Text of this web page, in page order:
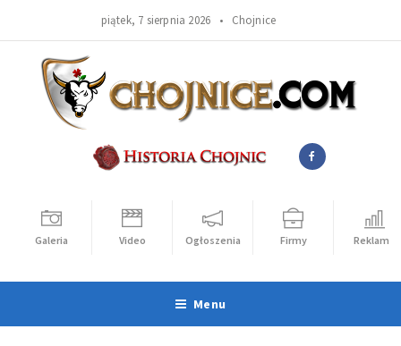
piątek, 7 sierpnia 2026 • Chojnice
Galeria Video Ogłoszenia Firmy Reklama
Menu